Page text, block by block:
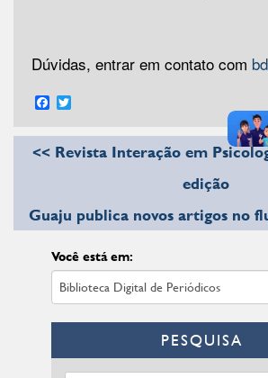
Dúvidas, entrar em contato com
Facebook
<< Revista Interação em
edição
Guaju publica novos artigos no
Você está em:
PESQUISA